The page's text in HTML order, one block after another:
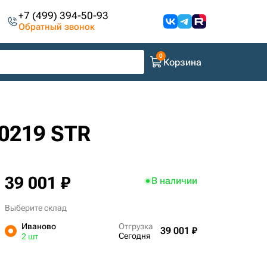
+7 (499) 394-50-93
Обратный звонок
Корзина
STR
39 001 ₽ В наличии
Выберите склад
Иваново
2 шт
Отгрузка
Сегодня
39 001 ₽